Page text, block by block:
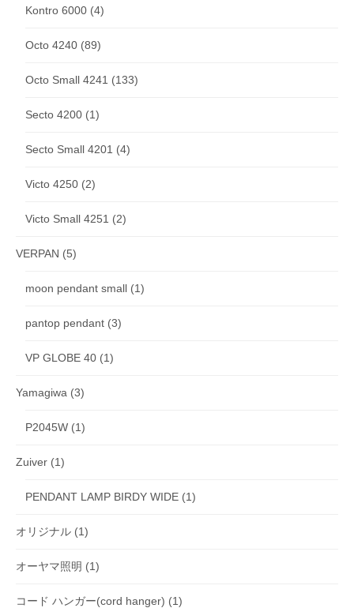
Kontro 6000 (4)
Octo 4240 (89)
Octo Small 4241 (133)
Secto 4200 (1)
Secto Small 4201 (4)
Victo 4250 (2)
Victo Small 4251 (2)
VERPAN (5)
moon pendant small (1)
pantop pendant (3)
VP GLOBE 40 (1)
Yamagiwa (3)
P2045W (1)
Zuiver (1)
PENDANT LAMP BIRDY WIDE (1)
オリジナル (1)
オーヤマ照明 (1)
コード ハンガー(cord hanger) (1)